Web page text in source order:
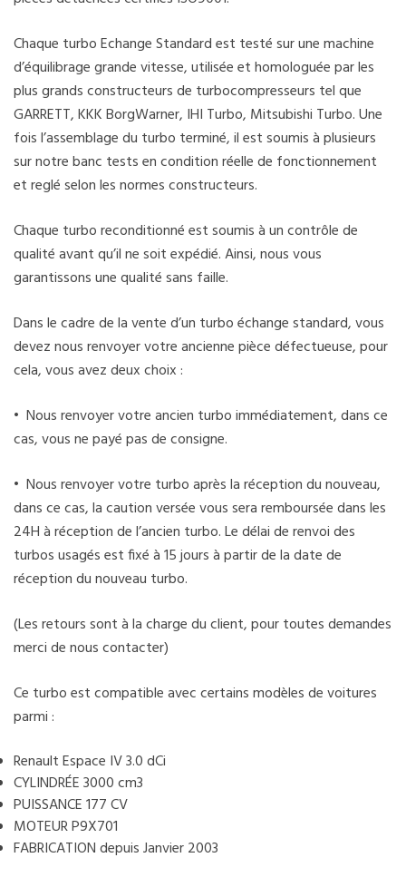
Chaque turbo Echange Standard est testé sur une machine
d’équilibrage grande vitesse, utilisée et homologuée par les
plus grands constructeurs de turbocompresseurs tel que
GARRETT, KKK BorgWarner, IHI Turbo, Mitsubishi Turbo. Une
fois l’assemblage du turbo terminé, il est soumis à plusieurs
sur notre banc tests en condition réelle de fonctionnement
et reglé selon les normes constructeurs.
Chaque turbo reconditionné est soumis à un contrôle de
qualité avant qu’il ne soit expédié. Ainsi, nous vous
garantissons une qualité sans faille.
Dans le cadre de la vente d’un turbo échange standard, vous
devez nous renvoyer votre ancienne pièce défectueuse, pour
cela, vous avez deux choix :
• Nous renvoyer votre ancien turbo immédiatement, dans ce
cas, vous ne payé pas de consigne.
• Nous renvoyer votre turbo après la réception du nouveau,
dans ce cas, la caution versée vous sera remboursée dans les
24H à réception de l’ancien turbo. Le délai de renvoi des
turbos usagés est fixé à 15 jours à partir de la date de
réception du nouveau turbo.
(Les retours sont à la charge du client, pour toutes demandes
merci de nous contacter)
Ce turbo est compatible avec certains modèles de voitures
parmi :
Renault Espace IV 3.0 dCi
CYLINDRÉE 3000 cm3
PUISSANCE 177 CV
MOTEUR P9X701
FABRICATION depuis Janvier 2003